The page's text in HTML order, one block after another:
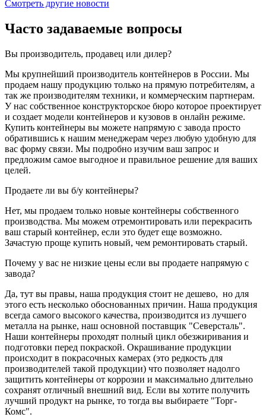
Смотреть другие новости
Часто задаваемые вопросы
Вы производитель, продавец или дилер?
Мы крупнейший производитель контейнеров в России. Мы
продаем нашу продукцию только на прямую потребителям, а
так же производителям техники, и коммерческим партнерам.
У нас собственное конструкторское бюро которое проектирует
и создает модели контейнеров и кузовов в онлайн режиме.
Купить контейнеры вы можете напрямую с завода просто
обратившись к нашим менеджерам через любую удобную для
вас форму связи. Мы подробно изучим ваш запрос и
предложим самое выгодное и правильное решение для ваших
целей.
Продаете ли вы б/у контейнеры?
Нет, мы продаем только новые контейнеры собственного
производства. Мы можем отремонтировать или перекрасить
ваш старый контейнер, если это будет еще возможно.
Зачастую проще купить новый, чем ремонтировать старый.
Почему у вас не низкие цены если вы продаете напрямую с
завода?
Да, тут вы правы, наша продукция стоит не дешево, но для
этого есть несколько обоснованных причин. Наша продукция
всегда самого высокого качества, производится из лучшего
металла на рынке, наш основной поставщик "Северсталь".
Наши контейнеры проходят полный цикл обезжиривания и
подготовки перед покраской. Окрашивание продукции
происходит в покрасочных камерах (это редкость для
производителей такой продукции) что позволяет надолго
защитить контейнеры от коррозии и максимально длительно
сохранят отличный внешний вид. Если вы хотите получить
лучший продукт на рынке, то тогда вы выбираете "Торг-
Комс".